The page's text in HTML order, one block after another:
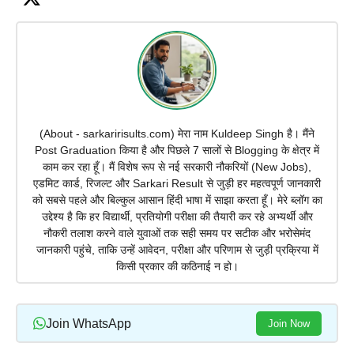
(About - sarkaririsults.com) मेरा नाम Kuldeep Singh है। मैंने
Post Graduation किया है और पिछले 7 सालों से Blogging के क्षेत्र में
काम कर रहा हूँ। मैं विशेष रूप से नई सरकारी नौकरियों (New Jobs),
एडमिट कार्ड, रिजल्ट और Sarkari Result से जुड़ी हर महत्वपूर्ण जानकारी
को सबसे पहले और बिल्कुल आसान हिंदी भाषा में साझा करता हूँ। मेरे ब्लॉग का
उद्देश्य है कि हर विद्यार्थी, प्रतियोगी परीक्षा की तैयारी कर रहे अभ्यर्थी और
नौकरी तलाश करने वाले युवाओं तक सही समय पर सटीक और भरोसेमंद
जानकारी पहुंचे, ताकि उन्हें आवेदन, परीक्षा और परिणाम से जुड़ी प्रक्रिया में
किसी प्रकार की कठिनाई न हो।
Join WhatsApp Join Now